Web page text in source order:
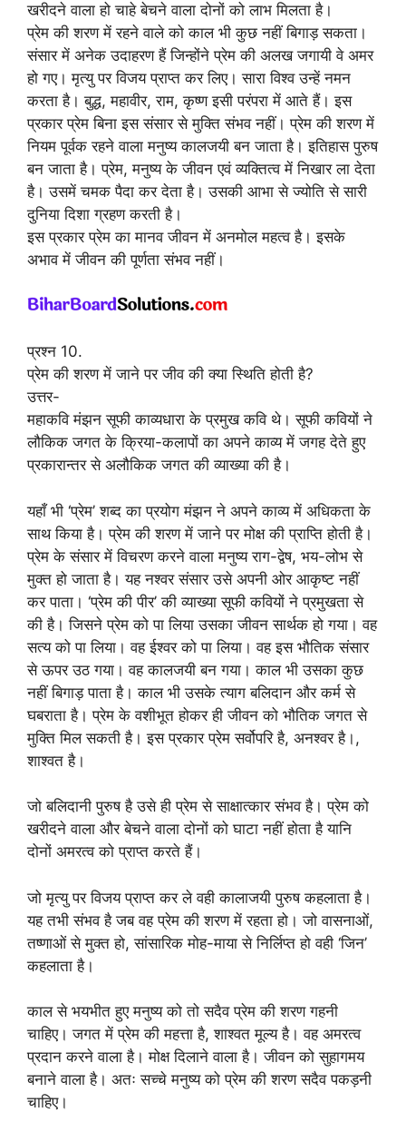
खरीदने वाला हो चाहे बेचने वाला दोनों को लाभ मिलता है।
प्रेम की शरण में रहने वाले को काल भी कुछ नहीं बिगाड़ सकता।
संसार में अनेक उदाहरण हैं जिन्होंने प्रेम की अलख जगायी वे अमर
हो गए। मृत्यु पर विजय प्राप्त कर लिए। सारा विश्व उन्हें नमन
करता है। बुद्ध, महावीर, राम, कृष्ण इसी परंपरा में आते हैं। इस
प्रकार प्रेम बिना इस संसार से मुक्ति संभव नहीं। प्रेम की शरण में
नियम पूर्वक रहने वाला मनुष्य कालजयी बन जाता है। इतिहास पुरुष
बन जाता है। प्रेम, मनुष्य के जीवन एवं व्यक्तित्व में निखार ला देता
है। उसमें चमक पैदा कर देता है। उसकी आभा से ज्योति से सारी
दुनिया दिशा ग्रहण करती है।
इस प्रकार प्रेम का मानव जीवन में अनमोल महत्व है। इसके
अभाव में जीवन की पूर्णता संभव नहीं।
प्रश्न 10.
प्रेम की शरण में जाने पर जीव की क्या स्थिति होती है?
उत्तर-
महाकवि मंझन सूफी काव्यधारा के प्रमुख कवि थे। सूफी कवियों ने
लौकिक जगत के क्रिया-कलापों का अपने काव्य में जगह देते हुए
प्रकारान्तर से अलौकिक जगत की व्याख्या की है।
यहाँ भी ‘प्रेम’ शब्द का प्रयोग मंझन ने अपने काव्य में अधिकता के
साथ किया है। प्रेम की शरण में जाने पर मोक्ष की प्राप्ति होती है।
प्रेम के संसार में विचरण करने वाला मनुष्य राग-द्वेष, भय-लोभ से
मुक्त हो जाता है। यह नश्वर संसार उसे अपनी ओर आकृष्ट नहीं
कर पाता। ‘प्रेम की पीर’ की व्याख्या सूफी कवियों ने प्रमुखता से
की है। जिसने प्रेम को पा लिया उसका जीवन सार्थक हो गया। वह
सत्य को पा लिया। वह ईश्वर को पा लिया। वह इस भौतिक संसार
से ऊपर उठ गया। वह कालजयी बन गया। काल भी उसका कुछ
नहीं बिगाड़ पाता है। काल भी उसके त्याग बलिदान और कर्म से
घबराता है। प्रेम के वशीभूत होकर ही जीवन को भौतिक जगत से
मुक्ति मिल सकती है। इस प्रकार प्रेम सर्वोपरि है, अनश्वर है।,
शाश्वत है।
जो बलिदानी पुरुष है उसे ही प्रेम से साक्षात्कार संभव है। प्रेम को
खरीदने वाला और बेचने वाला दोनों को घाटा नहीं होता है यानि
दोनों अमरत्व को प्राप्त करते हैं।
जो मृत्यु पर विजय प्राप्त कर ले वही कालाजयी पुरुष कहलाता है।
यह तभी संभव है जब वह प्रेम की शरण में रहता हो। जो वासनाओं,
तष्णाओं से मुक्त हो, सांसारिक मोह-माया से निर्लिप्त हो वही ‘जिन’
कहलाता है।
काल से भयभीत हुए मनुष्य को तो सदैव प्रेम की शरण गहनी
चाहिए। जगत में प्रेम की महत्ता है, शाश्वत मूल्य है। वह अमरत्व
प्रदान करने वाला है। मोक्ष दिलाने वाला है। जीवन को सुहागमय
बनाने वाला है। अतः सच्चे मनुष्य को प्रेम की शरण सदैव पकड़नी
चाहिए।